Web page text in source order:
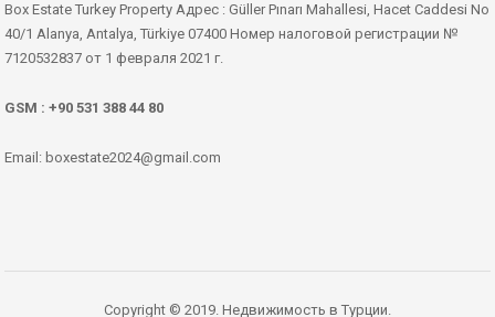
Box Estate Turkey Property Адрес : Güller Pınarı Mahallesi, Hacet Caddesi No
40/1 Alanya, Antalya, Türkiye 07400 Номер налоговой регистрации №
7120532837 от 1 февраля 2021 г.
GSM : +90 531 388 44 80
Email: boxestate2024@gmail.com
Copyright © 2019. Недвижимость в Турции.